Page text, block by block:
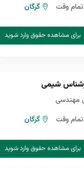
تمام وقت
گرگان
برای مشاهده حقوق وارد شوید
شیمی
مهندسی
تمام وقت
گرگان
برای مشاهده حقوق وارد شوید